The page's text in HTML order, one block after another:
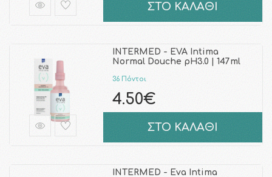
ΣΤΟ ΚΑΛΑΘΙ
INTERMED - EVA Intima
Normal Douche pH3.0 | 147ml
36 Πόντοι
4.50€
ΣΤΟ ΚΑΛΑΘΙ
INTERMED - Eva Intima